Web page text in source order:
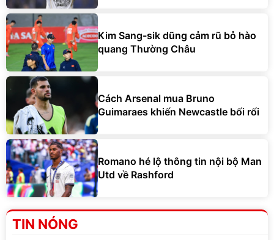
Kim Sang-sik dũng cảm rũ bỏ hào
quang Thường Châu
Cách Arsenal mua Bruno
Guimaraes khiến Newcastle bối rối
Romano hé lộ thông tin nội bộ Man
Utd về Rashford
TIN NÓNG